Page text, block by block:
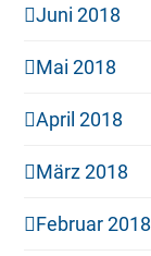
Juni 2018
Mai 2018
April 2018
März 2018
Februar 2018